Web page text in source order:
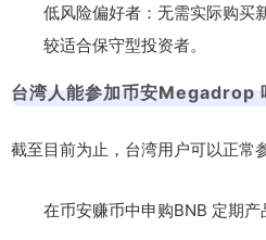
低风险偏好者：无需实际购买
较适合保守型投资者。
台湾人能参加币安Megadrop
截至目前为止，台湾用户可以正常
在币安赚币中申购BNB 定期产